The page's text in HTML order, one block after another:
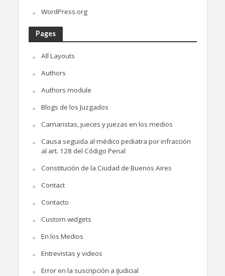
WordPress.org
Pages
All Layouts
Authors
Authors module
Blogs de los Juzgados
Camaristas, jueces y juezas en los medios
Causa seguida al médico pediatra por infracción
al art. 128 del Código Penal
Constitución de la Ciudad de Buenos Aires
Contact
Contacto
Custom widgets
En los Medios
Entrevistas y videos
Error en la suscripción a iJudicial